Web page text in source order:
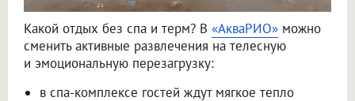
Какой отдых без спа и терм? В «АкваРИО» можно
сменить активные развлечения на телесную
и эмоциональную перезагрузку:
в спа-комплексе гостей ждут мягкое тепло